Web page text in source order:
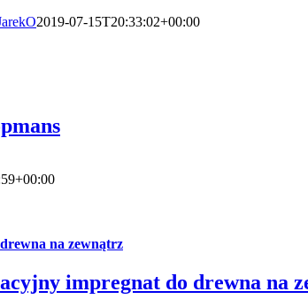
2019-07-15T20:33:02+00:00
na zewnątrz
impregnat do drewna na